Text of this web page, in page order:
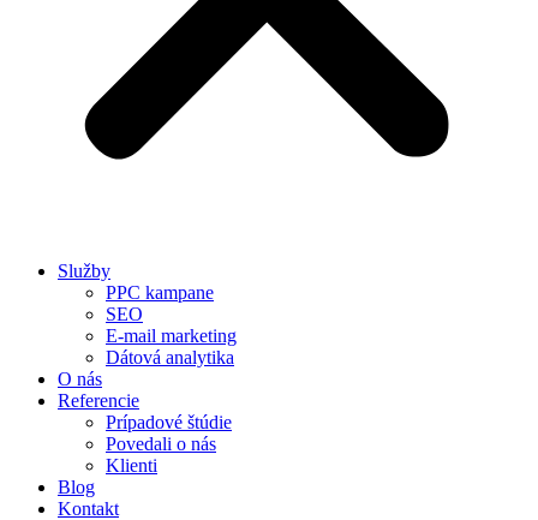
Služby
PPC kampane
SEO
E-mail marketing
Dátová analytika
O nás
Referencie
Prípadové štúdie
Povedali o nás
Klienti
Blog
Kontakt